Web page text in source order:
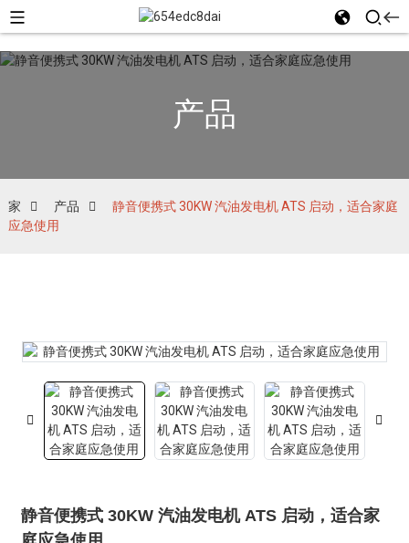
产品
家 产品
静音便携式 30KW 汽油发电机 ATS 启动，适合家庭
应急使用
静音便携式 30KW 汽油发电机 ATS 启动，适合家